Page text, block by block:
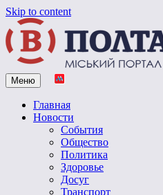
Skip to content
Vpoltave.info
Полтавский портал новостей
Меню
Главная
Новости
События
Общество
Политика
Здоровье
Досуг
Транспорт